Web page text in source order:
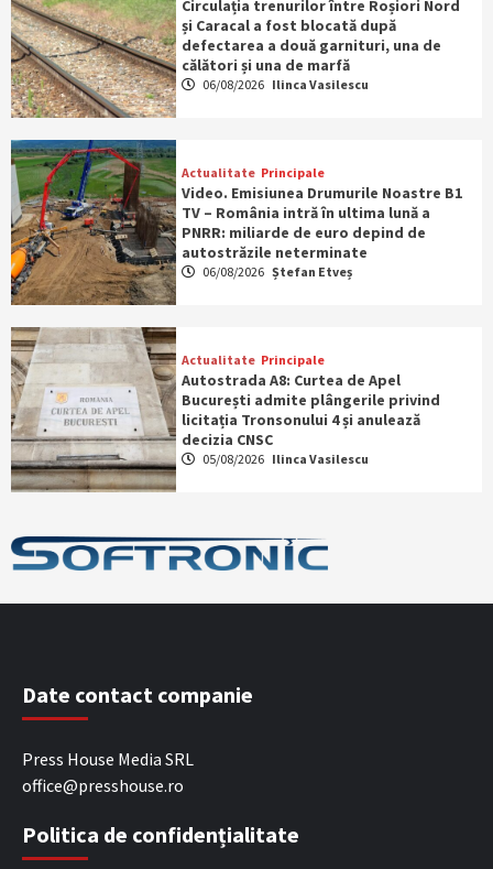
Circulația trenurilor între Roșiori Nord
și Caracal a fost blocată după
defectarea a două garnituri, una de
călători și una de marfă
06/08/2026 Ilinca Vasilescu
Actualitate Principale
Video. Emisiunea Drumurile Noastre B1
TV – România intră în ultima lună a
PNRR: miliarde de euro depind de
autostrăzile neterminate
06/08/2026 Ștefan Etveș
Actualitate Principale
Autostrada A8: Curtea de Apel
București admite plângerile privind
licitația Tronsonului 4 și anulează
decizia CNSC
05/08/2026 Ilinca Vasilescu
Date contact companie
Press House Media SRL
office@presshouse.ro
Politica de confidențialitate